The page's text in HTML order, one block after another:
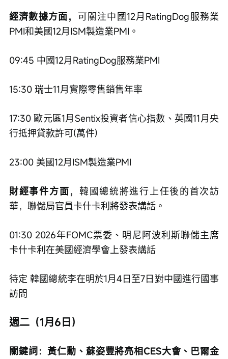
經濟數據方面， 可關注中國12月RatingDog服務業
PMI和美國12月ISM製造業PMI。
09:45 中國12月RatingDog服務業PMI
15:30 瑞士11月實際零售銷售年率
17:30 歐元區1月Sentix投資者信心指數、英國11月央
行抵押貸款許可(萬件)
23:00 美國12月ISM製造業PMI
財經事件方面， 韓國總統將進行上任後的首次訪
華，聯儲局官員卡什卡利將發表講話。
01:30 2026年FOMC票委、明尼阿波利斯聯儲主席
卡什卡利在美國經濟學會上發表講話
待定 韓國總統李在明於1月4日至7日對中國進行國事
訪問
週二（1月6日）
關鍵詞：黃仁勳、蘇姿豐將亮相CES大會、巴爾金